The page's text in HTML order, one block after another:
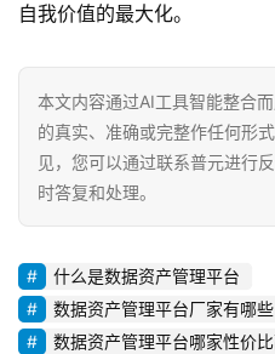
自我价值的最大化。
本文内容通过AI工具智能整合
的真实、准确或完整作任何形
见，您可以通过联系普元进行
时答复和处理。
什么是数据资产管理平台
数据资产管理平台厂家有哪些
数据资产管理平台哪家性价